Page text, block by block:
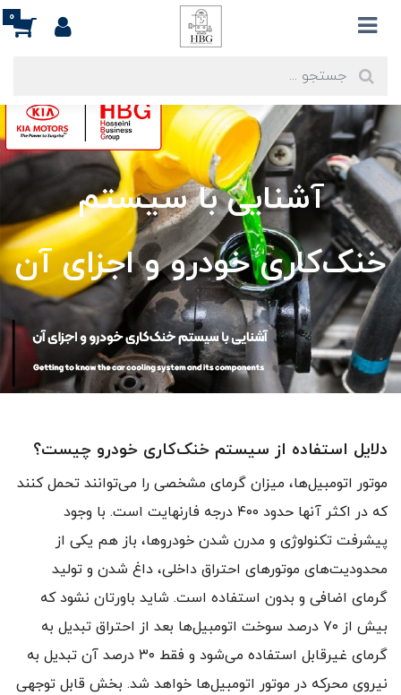
0
آشنایی با سیستم
خنک‌کاری خودرو و اجزای آن
دلایل استفاده از سیستم خنک‌کاری خودرو چیست؟
موتور اتومبیل‌ها، میزان گرمای مشخصی را می‌توانند تحمل کنند
که در اکثر آنها حدود ۴۰۰ درجه فارنهایت است. با وجود
پیشرفت تکنولوژی و مدرن شدن خودروها، باز هم یکی از
محدودیت‌های موتورهای احتراق داخلی، داغ شدن و تولید
گرمای اضافی و بدون استفاده است. شاید باورتان نشود که
بیش از ۷۰ درصد سوخت اتومبیل‌ها بعد از احتراق تبدیل به
گرمای غیرقابل استفاده می‌شود و فقط ۳۰ درصد آن تبدیل به
نیروی محرکه در موتور اتومبیل‌ها خواهد شد. بخش قابل توجهی